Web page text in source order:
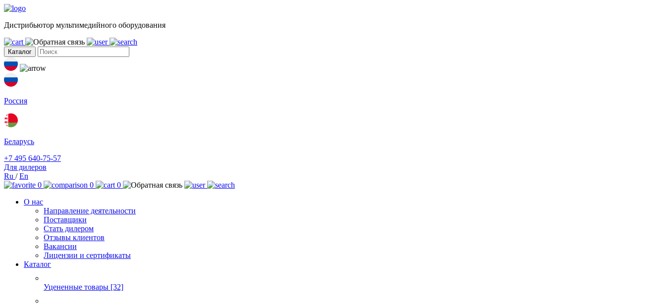
Дистрибьютор мультимедийного оборудования
Каталог
Россия
Беларусь
+7 495 640-75-57
Для дилеров
Ru /En
0
0
0
О нас
Направление деятельности
Поставщики
Стать дилером
Отзывы клиентов
Вакансии
Лицензии и сертификаты
Каталог
Уцененные товары [32]